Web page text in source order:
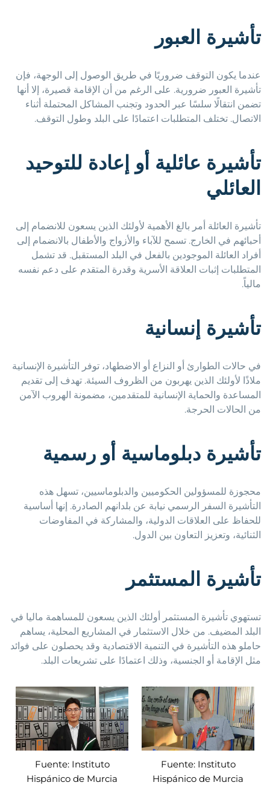
تأشيرة العبور
عندما يكون التوقف ضروريًا في طريق الوصول إلى الوجهة، فإن
تأشيرة العبور ضرورية. على الرغم من أن الإقامة قصيرة، إلا أنها
تضمن انتقالًا سلسًا عبر الحدود وتجنب المشاكل المحتملة أثناء
الاتصال. تختلف المتطلبات اعتمادًا على البلد وطول التوقف.
تأشيرة عائلية أو إعادة للتوحيد
العائلي
تأشيرة العائلة أمر بالغ الأهمية لأولئك الذين يسعون للانضمام إلى
أحبائهم في الخارج. تسمح للآباء والأزواج والأطفال بالانضمام إلى
أفراد العائلة الموجودين بالفعل في البلد المستقبل. قد تشمل
المتطلبات إثبات العلاقة الأسرية وقدرة المتقدم على دعم نفسه
مالياً.
تأشيرة إنسانية
في حالات الطوارئ أو النزاع أو الاضطهاد، توفر التأشيرة الإنسانية
ملاذًا لأولئك الذين يهربون من الظروف السيئة. تهدف إلى تقديم
المساعدة والحماية الإنسانية للمتقدمين، مضمونة الهروب الآمن
من الحالات الحرجة.
تأشيرة دبلوماسية أو رسمية
محجوزة للمسؤولين الحكوميين والدبلوماسيين، تسهل هذه
التأشيرة السفر الرسمي نيابة عن بلدانهم الصادرة. إنها أساسية
للحفاظ على العلاقات الدولية، والمشاركة في المفاوضات
الثنائية، وتعزيز التعاون بين الدول.
تأشيرة المستثمر
تستهوي تأشيرة المستثمر أولئك الذين يسعون للمساهمة ماليا في
البلد المضيف. من خلال الاستثمار في المشاريع المحلية، يساهم
حاملو هذه التأشيرة في التنمية الاقتصادية وقد يحصلون على فوائد
مثل الإقامة أو الجنسية، وذلك اعتمادًا على تشريعات البلد.
Fuente: Instituto
Hispánico de Murcia
Fuente: Instituto
Hispánico de Murcia